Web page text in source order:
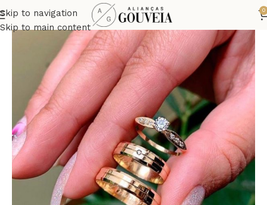
Skip to navigation
Skip to main content
0